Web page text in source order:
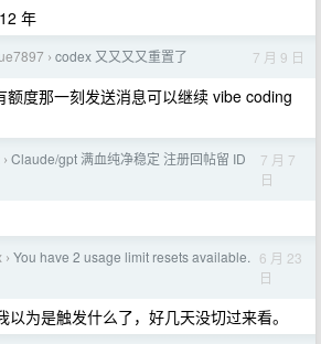
年
› codex 又又又又重置了 7 月 9 日
额度那一刻发送消息可以继续 vibe coding
› Claude/gpt 满血纯净稳定 注册回帖留 ID
7 月 7
日
› You have 2 usage limit resets available. 6 月 23
日
以为是触发什么了，好几天没切过来看。